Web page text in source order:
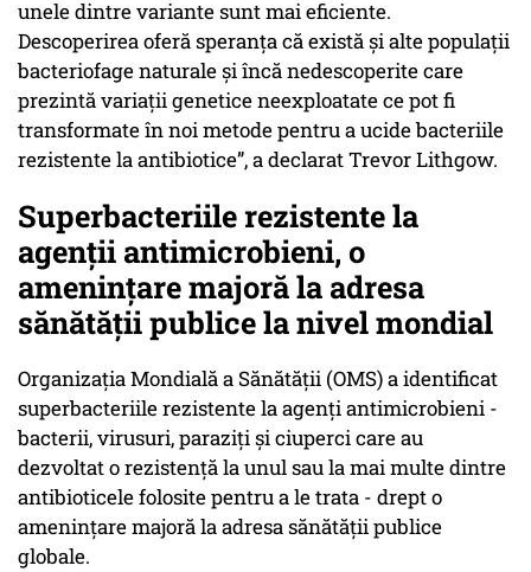
unele dintre variante sunt mai eficiente.
Descoperirea oferă speranța că există și alte populații
bacteriofage naturale și încă nedescoperite care
prezintă variații genetice neexploatate ce pot fi
transformate în noi metode pentru a ucide bacteriile
rezistente la antibiotice”, a declarat Trevor Lithgow.
Superbacteriile rezistente la
agenții antimicrobieni, o
amenințare majoră la adresa
sănătății publice la nivel mondial
Organizația Mondială a Sănătății (OMS) a identificat
superbacteriile rezistente la agenți antimicrobieni -
bacterii, virusuri, paraziți și ciuperci care au
dezvoltat o rezistență la unul sau la mai multe dintre
antibioticele folosite pentru a le trata - drept o
amenințare majoră la adresa sănătății publice
globale.